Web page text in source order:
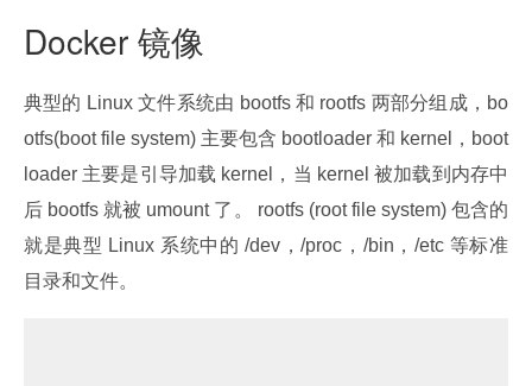
Docker 镜像
典型的 Linux 文件系统由 bootfs 和 rootfs 两部分组成，bo
otfs(boot file system) 主要包含 bootloader 和 kernel，boot
loader 主要是引导加载 kernel，当 kernel 被加载到内存中
后 bootfs 就被 umount 了。 rootfs (root file system) 包含的
就是典型 Linux 系统中的 /dev，/proc，/bin，/etc 等标准
目录和文件。